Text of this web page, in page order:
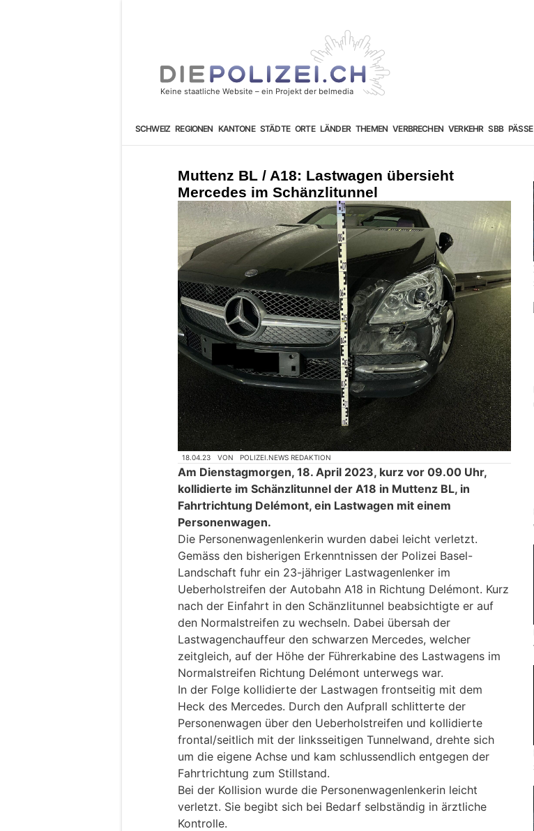
SCHWEIZ REGIONEN KANTONE STÄDTE ORTE LÄNDER THEMEN VERBRECHEN VERKEHR SBB PÄSSE
Muttenz BL / A18: Lastwagen übersieht
Mercedes im Schänzlitunnel
18.04.23 VON POLIZEI.NEWS REDAKTION
Am Dienstagmorgen, 18. April 2023, kurz vor 09.00 Uhr,
kollidierte im Schänzlitunnel der A18 in Muttenz BL, in
Fahrtrichtung Delémont, ein Lastwagen mit einem
Personenwagen.
Die Personenwagenlenkerin wurden dabei leicht verletzt.
Gemäss den bisherigen Erkenntnissen der Polizei Basel-
Landschaft fuhr ein 23-jähriger Lastwagenlenker im
Ueberholstreifen der Autobahn A18 in Richtung Delémont. Kurz
nach der Einfahrt in den Schänzlitunnel beabsichtigte er auf
den Normalstreifen zu wechseln. Dabei übersah der
Lastwagenchauffeur den schwarzen Mercedes, welcher
zeitgleich, auf der Höhe der Führerkabine des Lastwagens im
Normalstreifen Richtung Delémont unterwegs war.
In der Folge kollidierte der Lastwagen frontseitig mit dem
Heck des Mercedes. Durch den Aufprall schlitterte der
Personenwagen über den Ueberholstreifen und kollidierte
frontal/seitlich mit der linksseitigen Tunnelwand, drehte sich
um die eigene Achse und kam schlussendlich entgegen der
Fahrtrichtung zum Stillstand.
Bei der Kollision wurde die Personenwagenlenkerin leicht
verletzt. Sie begibt sich bei Bedarf selbständig in ärztliche
Kontrolle.